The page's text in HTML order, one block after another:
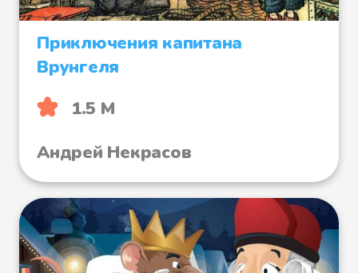
Приключения капитана
Врунгеля
1.5 М
Андрей Некрасов